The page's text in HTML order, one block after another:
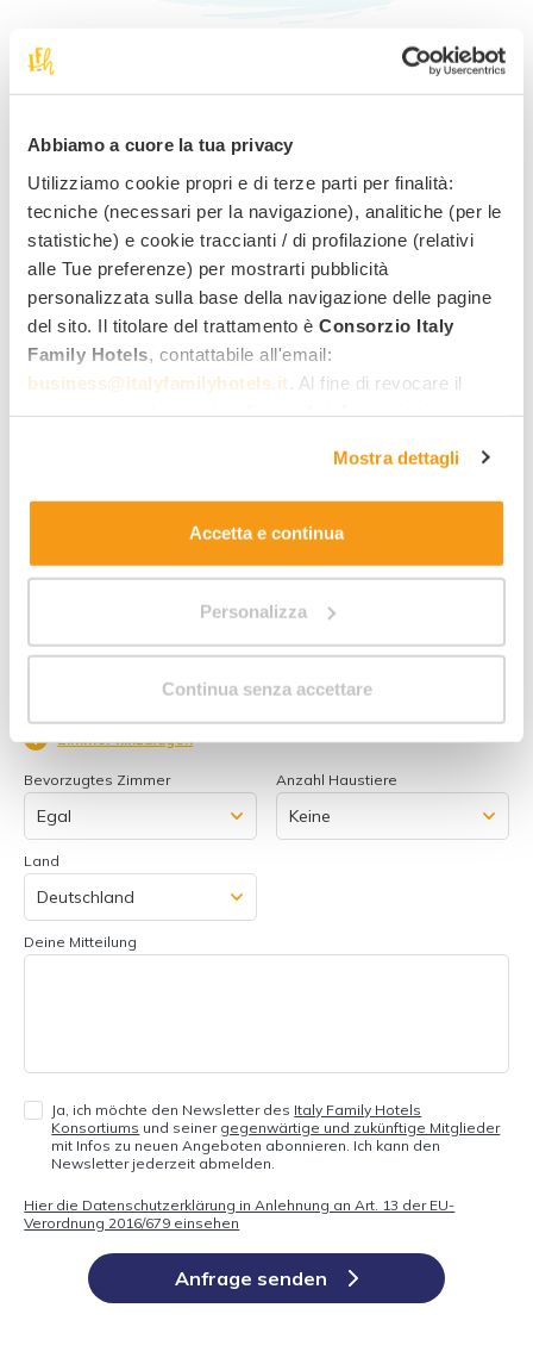
Abbiamo a cuore la tua privacy
Utilizziamo cookie propri e di terze parti per finalità:
tecniche (necessari per la navigazione), analitiche (per le
statistiche) e cookie traccianti / di profilazione (relativi
alle Tue preferenze) per mostrarti pubblicità
personalizzata sulla base della navigazione delle pagine
del sito. Il titolare del trattamento è Consorzio Italy
Family Hotels , contattabile all'email:
business@italyfamilyhotels.it . Al fine di revocare il
. Allo stesso link trovi la nostra informativa
estesa sui cookie.
Mostra dettagli
Accetta e continua
Personalizza
Continua senza accettare
Angebotanfordern!
Bester Family-Tarif
Schnelles Angebot per Email
Antwort direkt vom Hotel
Vorname Nachname
Abreisetag
Anzahl Erwachsene Anzahl Kinder
Zimmer hinzufügen
Bevorzugtes Zimmer Anzahl Haustiere
Land
Deine Mitteilung
Ja, ich möchte den Newsletter des Italy Family Hotels
Konsortiums und seiner gegenwärtige und zukünftige Mitglieder
mit Infos zu neuen Angeboten abonnieren. Ich kann den
Newsletter jederzeit abmelden.
Hier die Datenschutzerklärung in Anlehnung an Art. 13 der EU-
Verordnung 2016/679 einsehen
Anfrage senden